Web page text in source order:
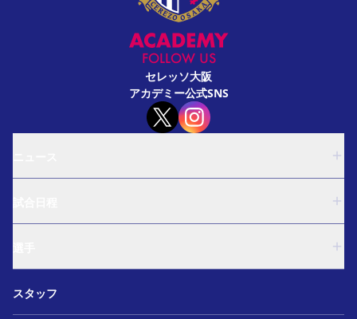
FOLLOW US
セレッソ大阪
アカデミー公式SNS
ガールズU-15
和歌山U-15
U-18
スタッフ